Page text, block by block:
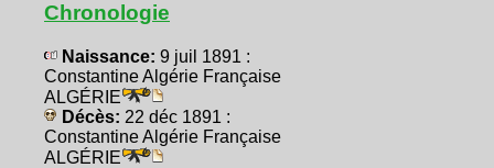
Chronologie
Naissance: 9 juil 1891 :
Constantine Algérie Française
ALGÉRIE
Décès: 22 déc 1891 :
Constantine Algérie Française
ALGÉRIE